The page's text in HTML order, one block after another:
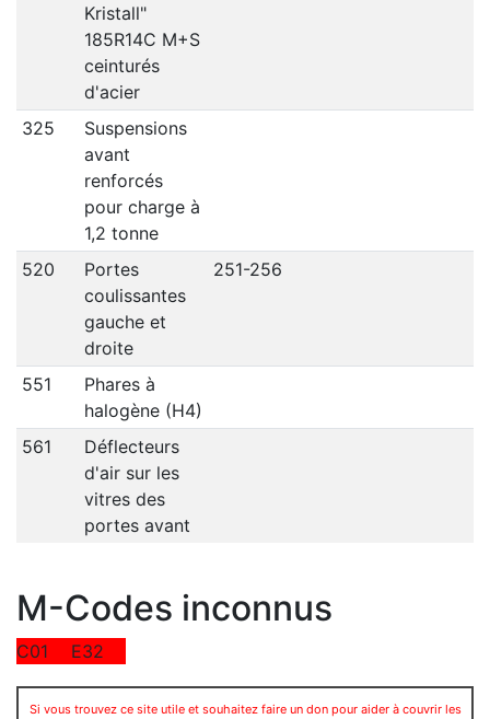
Kristall"
185R14C M+S
ceinturés
d'acier
325
Suspensions
avant
renforcés
pour charge à
1,2 tonne
520
Portes
coulissantes
gauche et
droite
251-256
551
Phares à
halogène (H4)
561
Déflecteurs
d'air sur les
vitres des
portes avant
M-Codes inconnus
C01 E32
Si vous trouvez ce site utile et souhaitez faire un don pour aider à couvrir les